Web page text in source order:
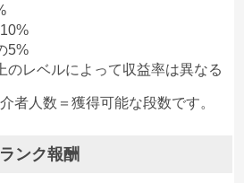
5%
のレベルによって収益率は異なる
者人数＝獲得可能な段数です。
ンク報酬